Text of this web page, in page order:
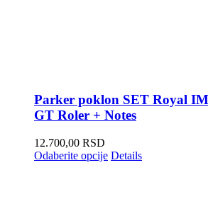
Parker poklon SET Royal
GT Roler + Notes
12.700,00 RSD
Odaberite opcije Details